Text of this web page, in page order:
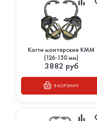
Когти монтерские КММ
(126-150 мм)
3882 руб
В КОРЗИНУ